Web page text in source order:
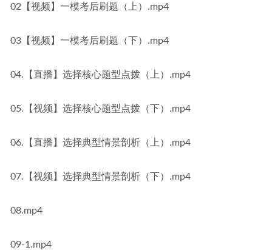
02【视频】一模考后刷题（上）.mp4
03【视频】一模考后刷题（下）.mp4
04.【直播】选择核心题型点拨（上）.mp4
05.【视频】选择核心题型点拨（下）.mp4
06.【直播】选择典型情景剖析（上）.mp4
07.【视频】选择典型情景剖析（下）.mp4
08.mp4
09-1.mp4